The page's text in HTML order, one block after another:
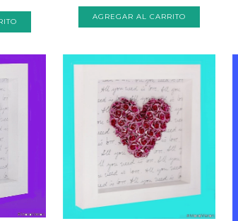
AGREGAR AL CARRITO